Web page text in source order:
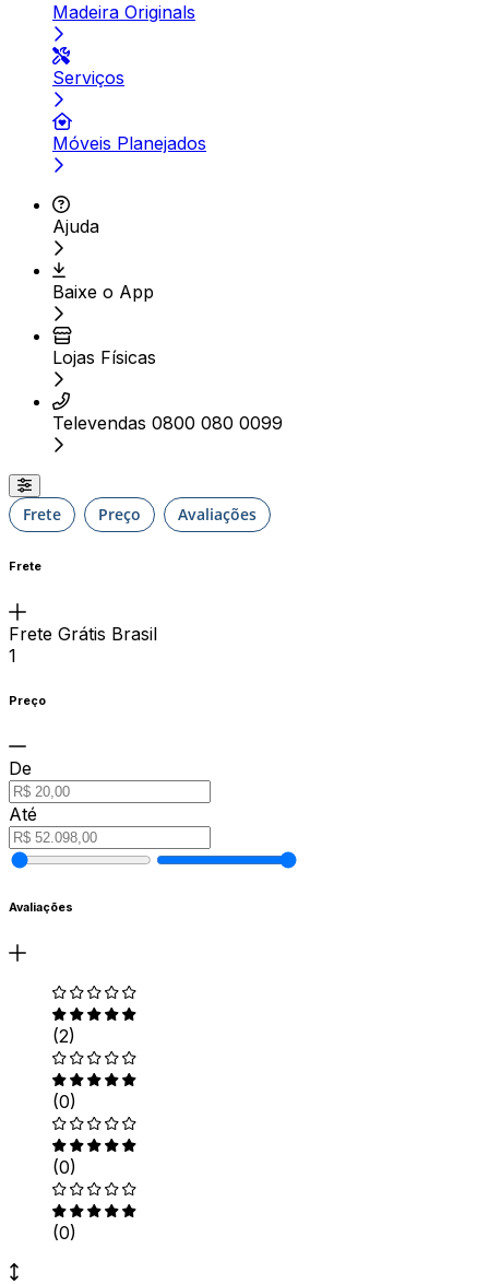
Madeira Originals
Serviços
Móveis Planejados
Ajuda
Baixe o App
Lojas Físicas
Televendas 0800 080 0099
Frete Preço Avaliações
Frete
Frete Grátis Brasil
1
Preço
De
Até
Avaliações
(2)
(0)
(0)
(0)